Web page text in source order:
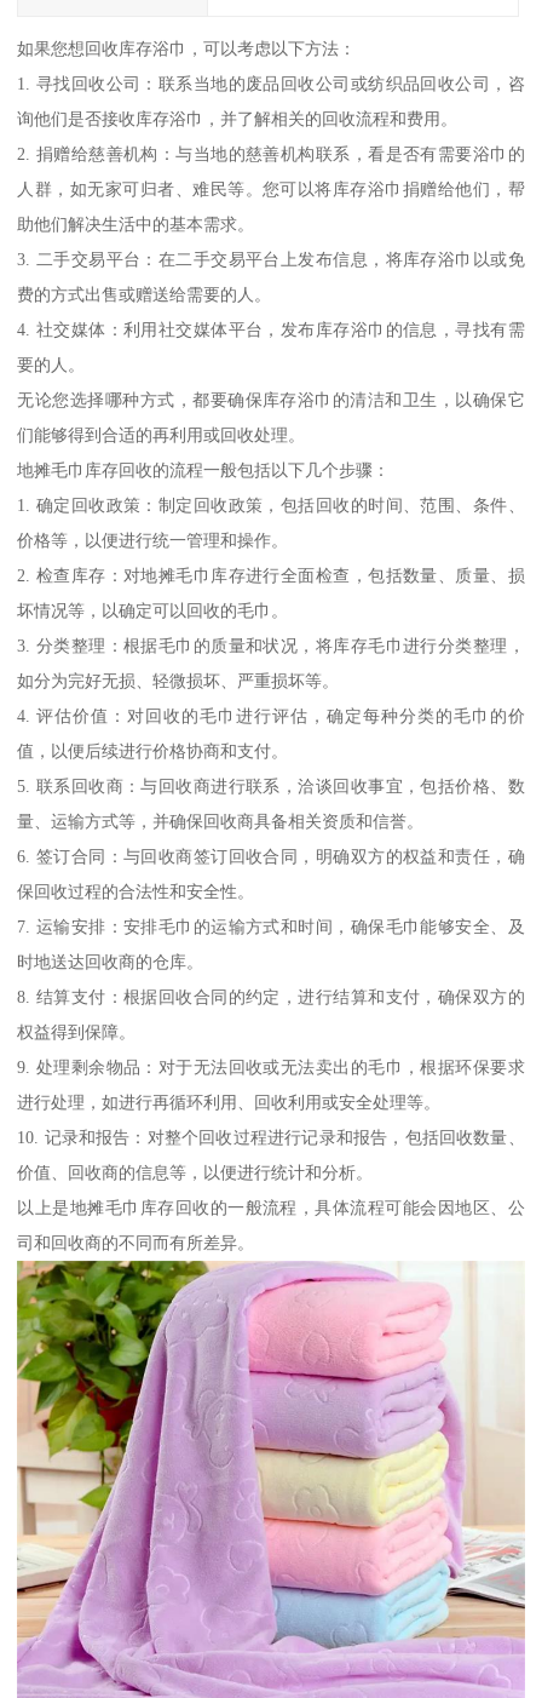
如果您想回收库存浴巾，可以考虑以下方法：
1. 寻找回收公司：联系当地的废品回收公司或纺织品回收公司，咨
询他们是否接收库存浴巾，并了解相关的回收流程和费用。
2. 捐赠给慈善机构：与当地的慈善机构联系，看是否有需要浴巾的
人群，如无家可归者、难民等。您可以将库存浴巾捐赠给他们，帮
助他们解决生活中的基本需求。
3. 二手交易平台：在二手交易平台上发布信息，将库存浴巾以或免
费的方式出售或赠送给需要的人。
4. 社交媒体：利用社交媒体平台，发布库存浴巾的信息，寻找有需
要的人。
无论您选择哪种方式，都要确保库存浴巾的清洁和卫生，以确保它
们能够得到合适的再利用或回收处理。
地摊毛巾库存回收的流程一般包括以下几个步骤：
1. 确定回收政策：制定回收政策，包括回收的时间、范围、条件、
价格等，以便进行统一管理和操作。
2. 检查库存：对地摊毛巾库存进行全面检查，包括数量、质量、损
坏情况等，以确定可以回收的毛巾。
3. 分类整理：根据毛巾的质量和状况，将库存毛巾进行分类整理，
如分为完好无损、轻微损坏、严重损坏等。
4. 评估价值：对回收的毛巾进行评估，确定每种分类的毛巾的价
值，以便后续进行价格协商和支付。
5. 联系回收商：与回收商进行联系，洽谈回收事宜，包括价格、数
量、运输方式等，并确保回收商具备相关资质和信誉。
6. 签订合同：与回收商签订回收合同，明确双方的权益和责任，确
保回收过程的合法性和安全性。
7. 运输安排：安排毛巾的运输方式和时间，确保毛巾能够安全、及
时地送达回收商的仓库。
8. 结算支付：根据回收合同的约定，进行结算和支付，确保双方的
权益得到保障。
9. 处理剩余物品：对于无法回收或无法卖出的毛巾，根据环保要求
进行处理，如进行再循环利用、回收利用或安全处理等。
10. 记录和报告：对整个回收过程进行记录和报告，包括回收数量、
价值、回收商的信息等，以便进行统计和分析。
以上是地摊毛巾库存回收的一般流程，具体流程可能会因地区、公
司和回收商的不同而有所差异。